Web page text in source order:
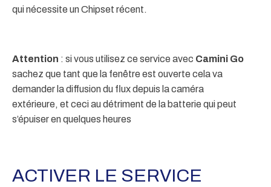
qui nécessite un Chipset récent.
Attention : si vous utilisez ce service avec Camini Go
sachez que tant que la fenêtre est ouverte cela va
demander la diffusion du flux depuis la caméra
extérieure, et ceci au détriment de la batterie qui peut
s’épuiser en quelques heures
ACTIVER LE SERVICE